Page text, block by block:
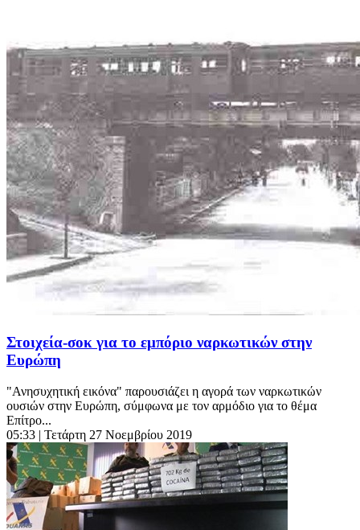
Στοιχεία-σοκ για το εμπόριο ναρκωτικών στην
Ευρώπη
"Ανησυχητική εικόνα" παρουσιάζει η αγορά των ναρκωτικών
ουσιών στην Ευρώπη, σύμφωνα με τον αρμόδιο για το θέμα
Επίτρο...
05:33 | Τετάρτη 27 Νοεμβρίου 2019